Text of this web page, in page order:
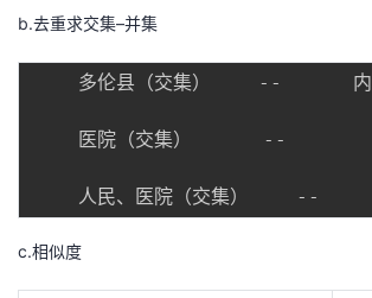
a
b
ig
b.去重求交集–并集
多伦县（交集）    --      内
医院（交集）      --
c.相似度